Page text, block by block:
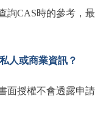
詢CAS時的參考，最
人或商業資訊？
面授權不會透露申請